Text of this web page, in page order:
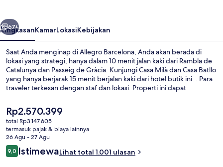
Berikutnya
67+
RingkasanKamarLokasiKebijakan
Saat Anda menginap di Allegro Barcelona, Anda akan berada di
lokasi yang strategi, hanya dalam 10 menit jalan kaki dari Rambla de
Catalunya dan Passeig de Gràcia. Kunjungi Casa Milà dan Casa Batllo
yang hanya berjarak 15 menit berjalan kaki dari hotel butik ini. . Para
traveler terkesan dengan staf dan lokasi. Properti ini dapat
Provenca hanya beberapa langkah dan Stasiun Diagonal berjarak 6
menit.
Harga
saat
ini
Rp2.570.399
Rp2.570.399
total Rp3.147.605
termasuk pajak & biaya lainnya
26 Agu - 27 Agu
Ulasan
9,09,0 dari 10
IstimewaLihat total 1.001 ulasan